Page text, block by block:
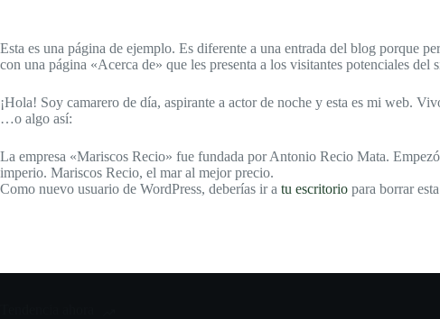
Esta es una página de ejemplo. Es diferente a una entrada del blog porque
con una página «Acerca de» que les presenta a los visitantes potenciales del
¡Hola! Soy camarero de día, aspirante a actor de noche y esta es mi web.
…o algo así:
La empresa «Mariscos Recio» fue fundada por Antonio Recio Mata.
imperio. Mariscos Recio, el mar al mejor precio.
Como nuevo usuario de WordPress, deberías ir a tu escritorio para borrar